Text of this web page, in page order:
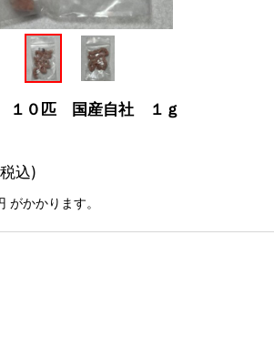
１０匹 国産自社 １ｇ
込)
がかかります。